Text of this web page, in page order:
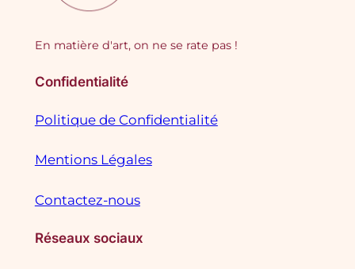
En matière d'art, on ne se rate pas !
Confidentialité
Politique de Confidentialité
Mentions Légales
Contactez-nous
Réseaux sociaux